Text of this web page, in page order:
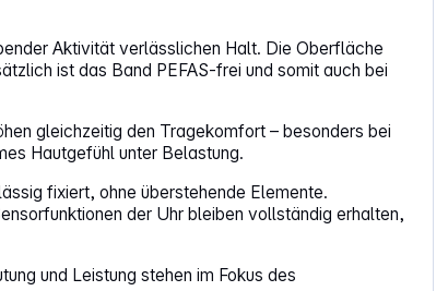
Aktivität verlässlichen Halt. Die Oberfläche
ist das Band PEFAS-frei und somit auch bei
gleichzeitig den Tragekomfort – besonders bei
Hautgefühl unter Belastung.
fixiert, ohne überstehende Elemente.
der Uhr bleiben vollständig erhalten,
und Leistung stehen im Fokus des